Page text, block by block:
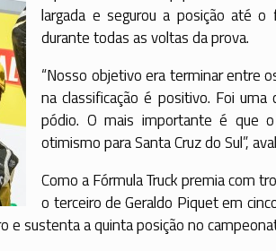
largada e segurou a posição até
durante todas as voltas da prova.
“Nosso objetivo era terminar entre
na classificação é positivo. Foi
pódio. O mais importante é que
otimismo para Santa Cruz do Sul”,
Como a Fórmula Truck premia com
o terceiro de Geraldo Piquet em
e sustenta a quinta posição no